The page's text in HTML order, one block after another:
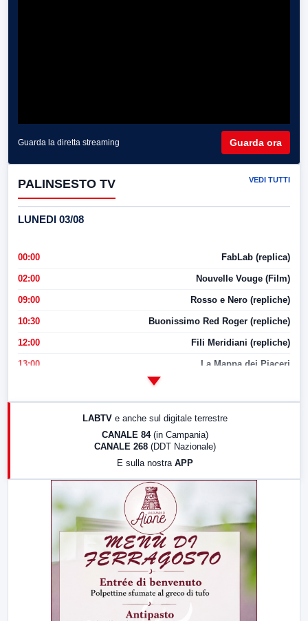
Guarda la diretta streaming Guarda ora
PALINSESTO TV VEDI TUTTI
LUNEDI 03/08
00:00 FabLab (replica)
02:00 Nouvelle Vouge (Film)
09:00 Rosso e Nero (repliche)
10:30 Buonissimo Red Roger (repliche)
12:00 Fili Meridiani (repliche)
13:00 La Mappa dei Piaceri
17:00 LabNews (replica)
LABTV e anche sul digitale terrestre
CANALE 84 (in Campania)
CANALE 268 (DDT Nazionale)
E sulla nostra APP